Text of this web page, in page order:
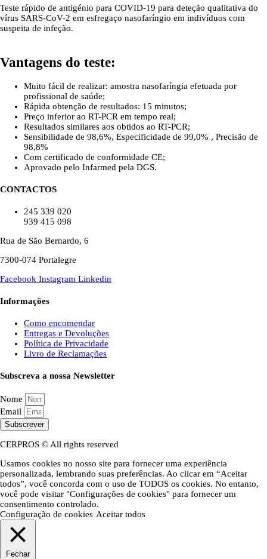
Teste rápido de antigénio para COVID-19 para deteção qualitativa do
vírus SARS-CoV-2 em esfregaço nasofaríngio em indivíduos com
suspeita de infeção.
Vantagens do teste:
Muito fácil de realizar: amostra nasofaríngia efetuada por
profissional de saúde;
Rápida obtenção de resultados: 15 minutos;
Preço inferior ao RT-PCR em tempo real;
Resultados similares aos obtidos ao RT-PCR;
Sensibilidade de 98,6%, Especificidade de 99,0% , Precisão de
98,8%
Com certificado de conformidade CE;
Aprovado pelo Infarmed pela DGS.
CONTACTOS
245 339 020
939 415 098
Rua de São Bernardo, 6
7300-074 Portalegre
Facebook Instagram Linkedin
Informações
Como encomendar
Entregas e Devoluções
Política de Privacidade
Livro de Reclamações
Subscreva a nossa Newsletter
Nome
Email
Subscrever
CERPROS © All rights reserved
Usamos cookies no nosso site para fornecer uma experiência
personalizada, lembrando suas preferências. Ao clicar em “Aceitar
todos”, você concorda com o uso de TODOS os cookies. No entanto,
você pode visitar "Configurações de cookies" para fornecer um
consentimento controlado.
Configuração de cookies Aceitar todos
Fechar